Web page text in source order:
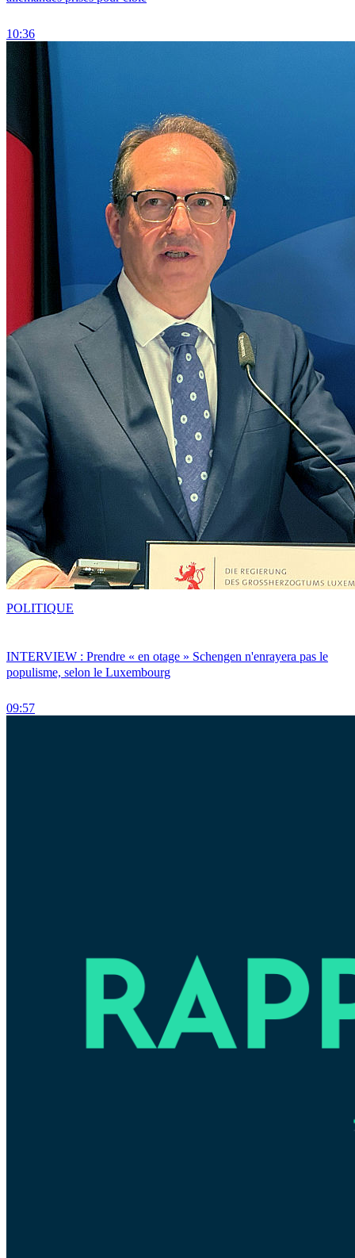
10:36
INTERVIEW : Prendre « en otage » Schengen n'enrayera pas le
populisme, selon le Luxembourg
09:57
POLITIQUE